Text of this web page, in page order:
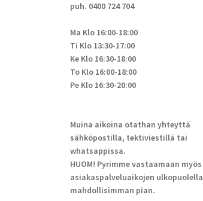
puh. 0400 724 704
Ma Klo 16:00-18:00
Ti Klo 13:30-17:00
Ke Klo 16:30-18:00
To Klo 16:00-18:00
Pe Klo 16:30-20:00
Muina aikoina otathan yhteyttä
sähköpostilla, tektiviestillä tai
whatsappissa.
HUOM! Pyrimme vastaamaan myös
asiakaspalveluaikojen ulkopuolella
mahdollisimman pian.